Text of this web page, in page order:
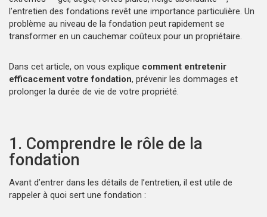
l’entretien des fondations revêt une importance particulière. Un
problème au niveau de la fondation peut rapidement se
transformer en un cauchemar coûteux pour un propriétaire.
Dans cet article, on vous explique comment entretenir
efficacement votre fondation, prévenir les dommages et
prolonger la durée de vie de votre propriété.
1. Comprendre le rôle de la
fondation
Avant d’entrer dans les détails de l’entretien, il est utile de
rappeler à quoi sert une fondation :